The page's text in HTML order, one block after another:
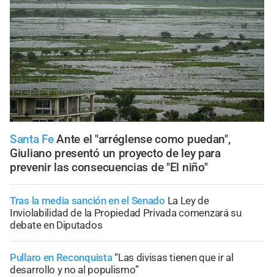
Santa Fe Ante el "arréglense como puedan",
Giuliano presentó un proyecto de ley para
prevenir las consecuencias de "El niño"
Tras la media sanción en el Senado La Ley de
Inviolabilidad de la Propiedad Privada comenzará su
debate en Diputados
Pullaro en Reconquista“Las divisas tienen que ir al
desarrollo y no al populismo”